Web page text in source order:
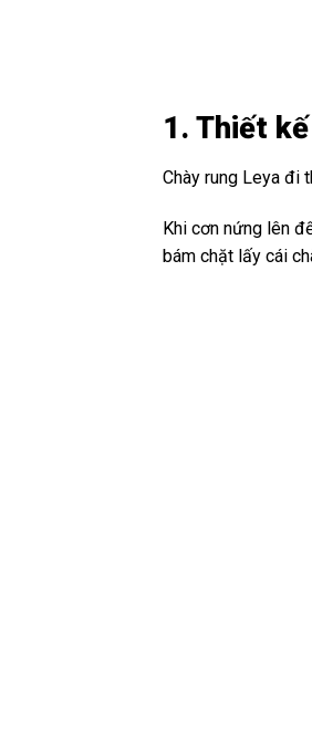
1. Thiết
Chày rung Leya đi
Khi cơn nứng lên
bám chặt lấy cái